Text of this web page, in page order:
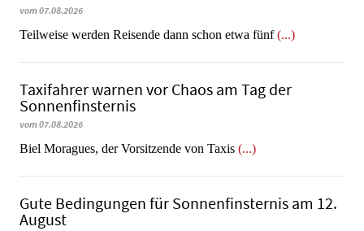
vom 07.08.2026
Teilweise werden Reisende dann schon etwa fünf(...)
Taxifahrer warnen vor Chaos am Tag der
Sonnenfinsternis
vom 07.08.2026
​​​​​​​Biel Moragues, der Vorsitzende von Taxis (...)
Gute Bedingungen für Sonnenfinsternis am 12.
August